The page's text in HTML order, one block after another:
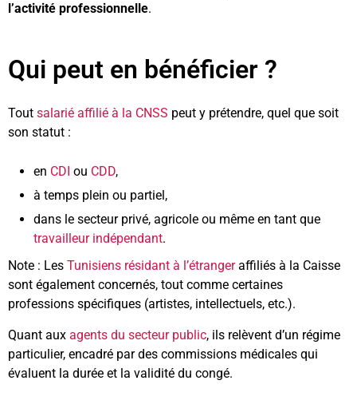
l’activité professionnelle.
Qui peut en bénéficier ?
Tout salarié affilié à la CNSS peut y prétendre, quel que soit
son statut :
en CDI ou CDD,
à temps plein ou partiel,
dans le secteur privé, agricole ou même en tant que
travailleur indépendant.
Note : Les Tunisiens résidant à l’étrangeraffiliés à la Caisse
sont également concernés, tout comme certaines
professions spécifiques (artistes, intellectuels, etc.).
Quant aux agents du secteur public, ils relèvent d’un régime
particulier, encadré par des commissions médicales qui
évaluent la durée et la validité du congé.